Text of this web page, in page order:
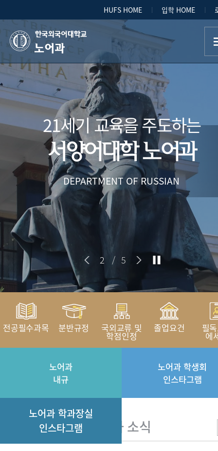
HUFS HOME 입학 HOME
노어과
2 / 5
21세기 교육을 주도하는
서양어대학 노어과
DEPARTMENT OF RUSSIAN
전공필수과목 분반규정 국외교류 및
학점인정
졸업요건 필
에
노어과
내규
노어과 학생회
인스타그램
노어과 학과장실
인스타그램